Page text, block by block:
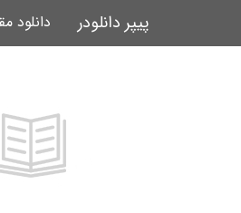
پیپر دانلودر دانلود